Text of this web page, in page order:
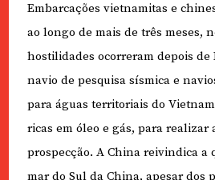
Embarcações vietnamitas e
ao longo de mais de três meses,
hostilidades ocorreram depois de
navio de pesquisa sísmica e
para águas territoriais do
ricas em óleo e gás, para realizar
prospecção. A China reivindica a
mar do Sul da China, apesar dos